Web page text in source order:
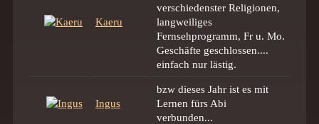
Kaeru
verschiedenster Religionen,
langweiliges
Fernsehprogramm, Fr u. Mo.
Geschäfte geschlossen....
einfach nur lästig.
Ingus
bzw dieses Jahr ist es mit
Lernen fürs Abi
verbunden...